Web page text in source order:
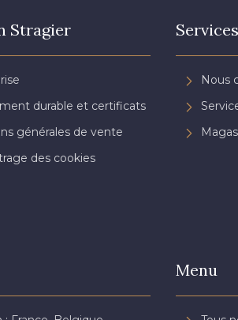
Stragier
durable et certificats
générales de vente
des cookies
Services
Nous
Menu